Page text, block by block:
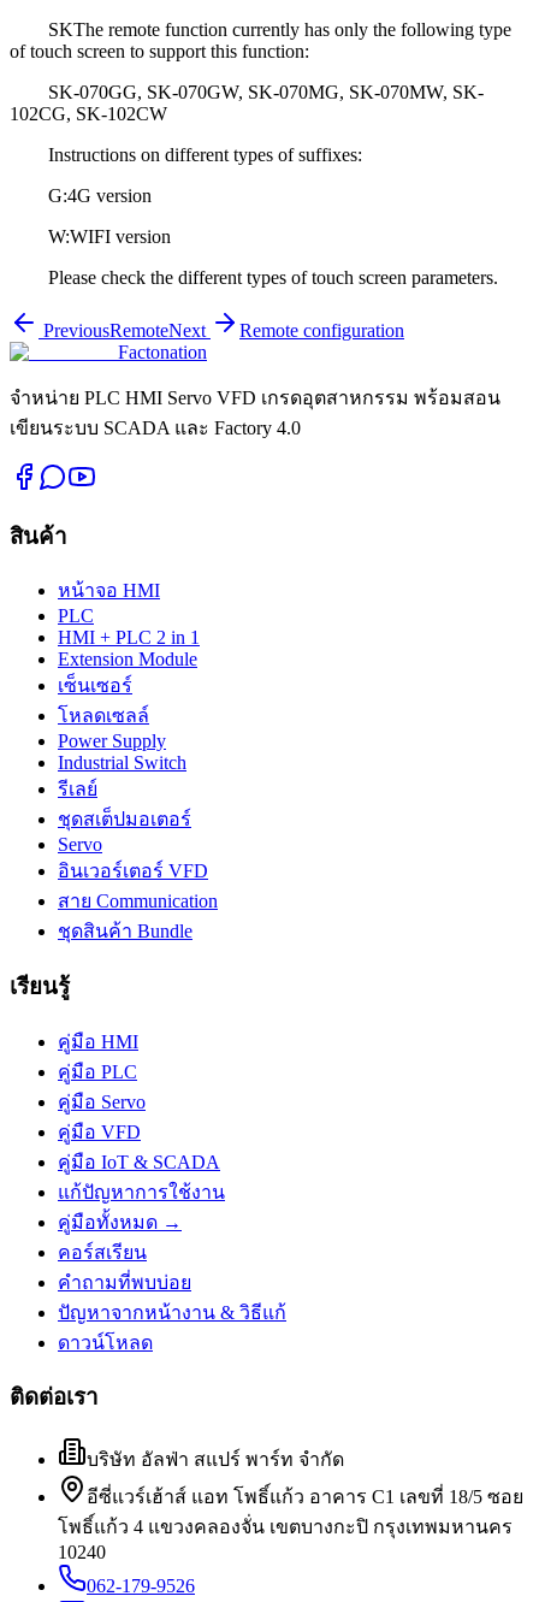
SKThe remote function currently has only the following type
of touch screen to support this function:
SK-070GG, SK-070GW, SK-070MG, SK-070MW, SK-
102CG, SK-102CW
Instructions on different types of suffixes:
G:4G version
W:WIFI version
Please check the different types of touch screen parameters.
PreviousRemoteNext
Remote configuration
Factonation
จำหน่าย PLC HMI Servo VFD เกรดอุตสาหกรรม พร้อมสอน
เขียนระบบ SCADA และ Factory 4.0
สินค้า
หน้าจอ HMI
PLC
HMI + PLC 2 in 1
Extension Module
เซ็นเซอร์
โหลดเซลล์
Power Supply
Industrial Switch
รีเลย์
ชุดสเต็ปมอเตอร์
Servo
อินเวอร์เตอร์ VFD
สาย Communication
ชุดสินค้า Bundle
เรียนรู้
คู่มือ HMI
คู่มือ PLC
คู่มือ Servo
คู่มือ VFD
คู่มือ IoT & SCADA
แก้ปัญหาการใช้งาน
คู่มือทั้งหมด →
คอร์สเรียน
คำถามที่พบบ่อย
ปัญหาจากหน้างาน & วิธีแก้
ดาวน์โหลด
ติดต่อเรา
บริษัท อัลฟ่า สแปร์ พาร์ท จำกัด
อีซี่แวร์เฮ้าส์ แอท โพธิ์แก้ว อาคาร C1 เลขที่ 18/5 ซอย
โพธิ์แก้ว 4 แขวงคลองจั่น เขตบางกะปิ กรุงเทพมหานคร
10240
062-179-9526